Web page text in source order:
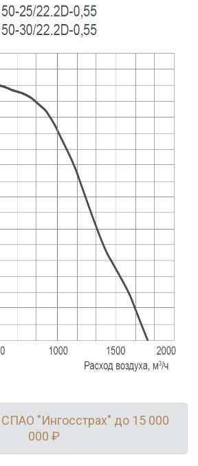
СПАО "Ингосстрах" до 15 000
000 ₽